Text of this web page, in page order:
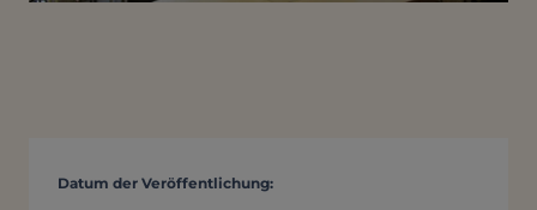
Datum der Veröffentlichung: